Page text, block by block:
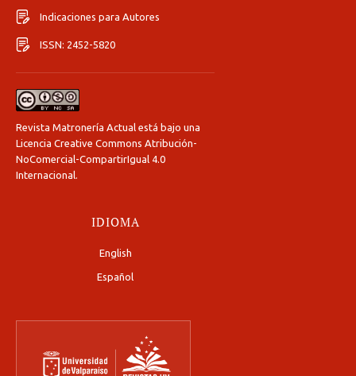
Indicaciones para Autores
ISSN: 2452-5820
Revista Matronería Actual está bajo una
Licencia Creative Commons Atribución-
NoComercial-CompartirIgual 4.0
Internacional
IDIOMA
English
Español